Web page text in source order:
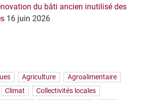
du bâti ancien inutilisé des
16 juin 2026
Agriculture
Agroalimentaire
Climat
Collectivités locales